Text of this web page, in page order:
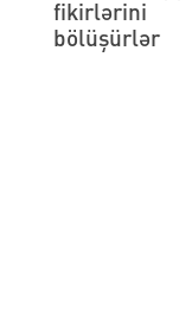
fikirlərini
bölüşürlər